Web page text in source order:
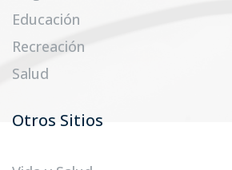
Educación
Recreación
Salud
Otros Sitios